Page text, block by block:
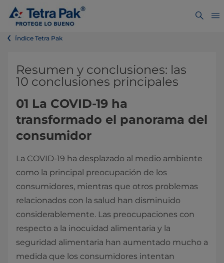
Índice Tetra Pak
Resumen y conclusiones: las
10 conclusiones principales
01 La COVID-19 ha
transformado el panorama del
consumidor
La COVID-19 ha desplazado al medio ambiente
como la principal preocupación de los
consumidores, mientras que otros problemas
relacionados con la salud han disminuido
considerablemente. Las preocupaciones con
respecto a la inocuidad alimentaria y la
seguridad alimentaria han aumentado mucho a
medida que los consumidores intentan